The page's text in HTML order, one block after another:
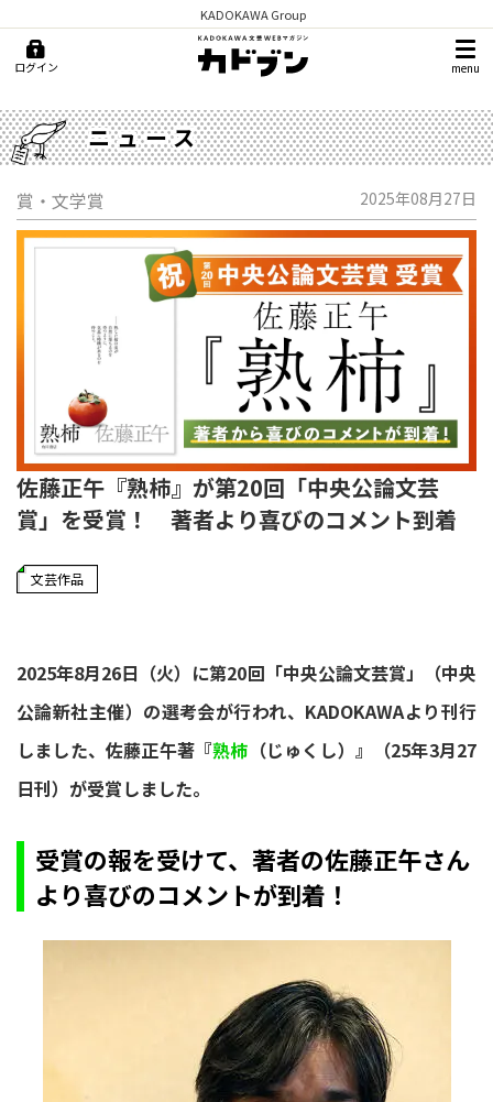
KADOKAWA Group
ログイン menu
ニュース
賞・文学賞 2025年08月27日
佐藤正午『熟柿』が第20回「中央公論文芸
賞」を受賞！ 著者より喜びのコメント到着
文芸作品
2025年8月26日（火）に第20回「中央公論文芸賞」（中央
公論新社主催）の選考会が行われ、KADOKAWAより刊行
しました、佐藤正午著『熟柿 （じゅくし）』（25年3月27
日刊）が受賞しました。
受賞の報を受けて、著者の佐藤正午さん
より喜びのコメントが到着！